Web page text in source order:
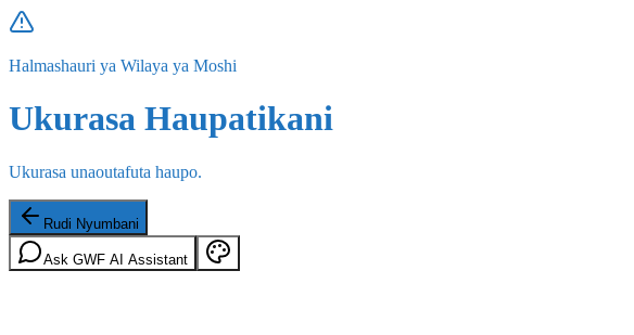
Halmashauri ya Wilaya ya Moshi
Ukurasa Haupatikani
Ukurasa unaoutafuta haupo.
Rudi Nyumbani
Ask GWF AI Assistant